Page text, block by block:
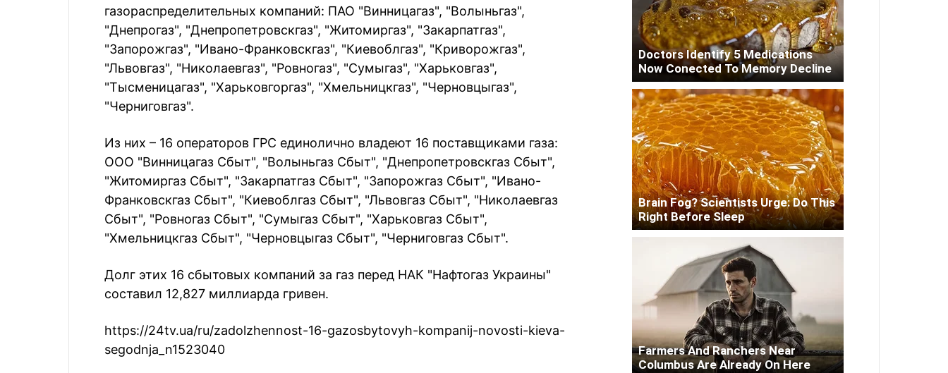
газораспределительных компаний: ПАО "Винницагаз", "Волыньгаз",
"Днепрогаз", "Днепропетровскгаз", "Житомиргаз", "Закарпатгаз",
"Запорожгаз", "Ивано-Франковскгаз", "Киевоблгаз", "Криворожгаз",
"Львовгаз", "Николаевгаз", "Ровногаз", "Сумыгаз", "Харьковгаз",
"Тысменицагаз", "Харьковгоргаз", "Хмельницкгаз", "Черновцыгаз",
"Черниговгаз".
Из них – 16 операторов ГРС единолично владеют 16 поставщиками газа:
ООО "Винницагаз Сбыт", "Волыньгаз Сбыт", "Днепропетровскгаз Сбыт",
"Житомиргаз Сбыт", "Закарпатгаз Сбыт", "Запорожгаз Сбыт", "Ивано-
Франковскгаз Сбыт", "Киевоблгаз Сбыт", "Львовгаз Сбыт", "Николаевгаз
Сбыт", "Ровногаз Сбыт", "Сумыгаз Сбыт", "Харьковгаз Сбыт",
"Хмельницкгаз Сбыт", "Черновцыгаз Сбыт", "Черниговгаз Сбыт".
Долг этих 16 сбытовых компаний за газ перед НАК "Нафтогаз Украины"
составил 12,827 миллиарда гривен.
https://24tv.ua/ru/zadolzhennost-16-gazosbytovyh-kompanij-novosti-kieva-
segodnja_n1523040